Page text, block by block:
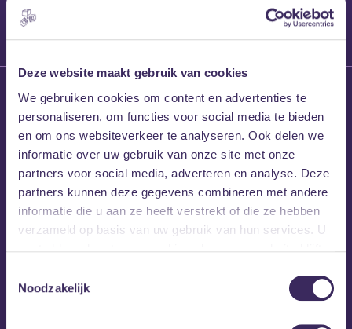
Deze website maakt gebruik van cookies
We gebruiken cookies om content en advertenties te
personaliseren, om functies voor social media te bieden
en om ons websiteverkeer te analyseren. Ook delen we
informatie over uw gebruik van onze site met onze
partners voor social media, adverteren en analyse. Deze
partners kunnen deze gegevens combineren met andere
informatie die u aan ze heeft verstrekt of die ze hebben
verzameld op basis van uw gebruik van hun services. U
Noodzakelijk
27 maart 2026
Willem’s Blog:
Frans Kalf
26 maart 2026